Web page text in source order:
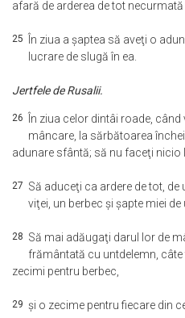
afară de arderea de tot necurmată
25
În ziua a şaptea să aveţi o
lucrare de slugă în ea.
Jertfele de Rusalii.
26
În ziua celor dintâi roade,
mâncare, la sărbătoarea
adunare sfântă; să nu faceţi nicio
27 Să aduceţi ca ardere de tot,
viţei, un berbec şi şapte miei de
28 Să mai adăugaţi darul lor de
frământată cu untdelemn,
zecimi pentru berbec,
29 şi o zecime pentru fiecare din